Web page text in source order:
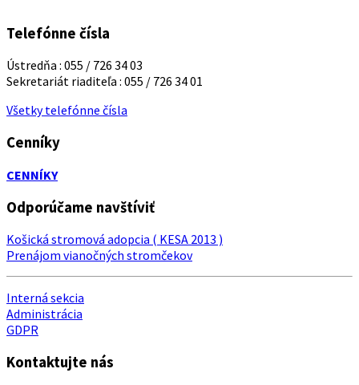
Telefónne čísla
Ústredňa : 055 / 726 34 03
Sekretariát riaditeľa : 055 / 726 34 01
Všetky telefónne čísla
Cenníky
CENNÍKY
Odporúčame navštíviť
Košická stromová adopcia ( KESA 2013 )
Prenájom vianočných stromčekov
Interná sekcia
Administrácia
GDPR
Kontaktujte nás